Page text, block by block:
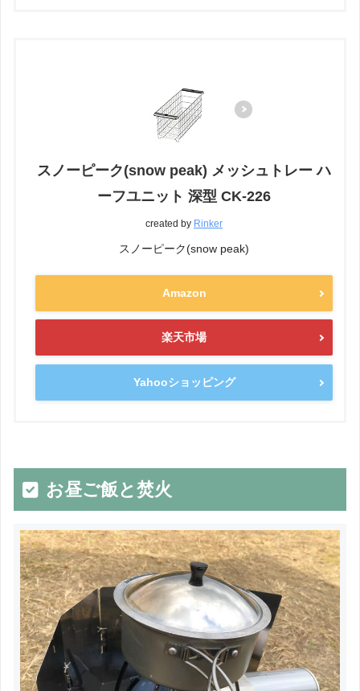
スノーピーク(snow peak) メッシュトレー ハ
ーフユニット 深型 CK-226
created by Rinker
スノーピーク(snow peak)
Amazon
楽天市場
Yahooショッピング
お昼ご飯と焚火